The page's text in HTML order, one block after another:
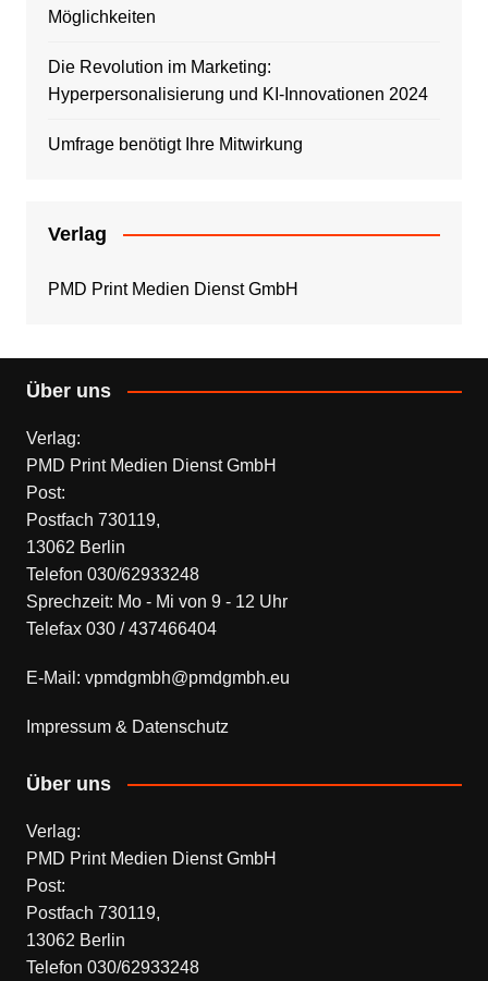
Möglichkeiten
Die Revolution im Marketing:
Hyperpersonalisierung und KI-Innovationen 2024
Umfrage benötigt Ihre Mitwirkung
Verlag
PMD Print Medien Dienst GmbH
Über uns
Verlag:
PMD Print Medien Dienst GmbH
Post:
Postfach 730119,
13062 Berlin
Telefon 030/62933248
Sprechzeit: Mo - Mi von 9 - 12 Uhr
Telefax 030 / 437466404
E-Mail: vpmdgmbh@pmdgmbh.eu
Impressum & Datenschutz
Über uns
Verlag:
PMD Print Medien Dienst GmbH
Post:
Postfach 730119,
13062 Berlin
Telefon 030/62933248